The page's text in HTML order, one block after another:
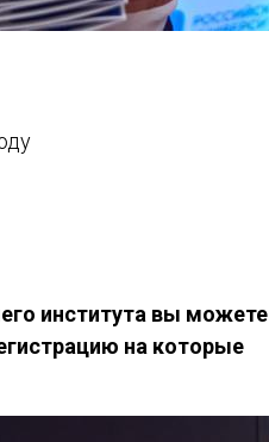
института вы можете
на которые